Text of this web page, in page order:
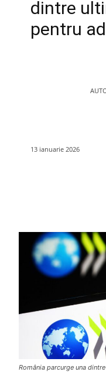
dintre
pentru
13 ianuarie 2026
România parcurge una